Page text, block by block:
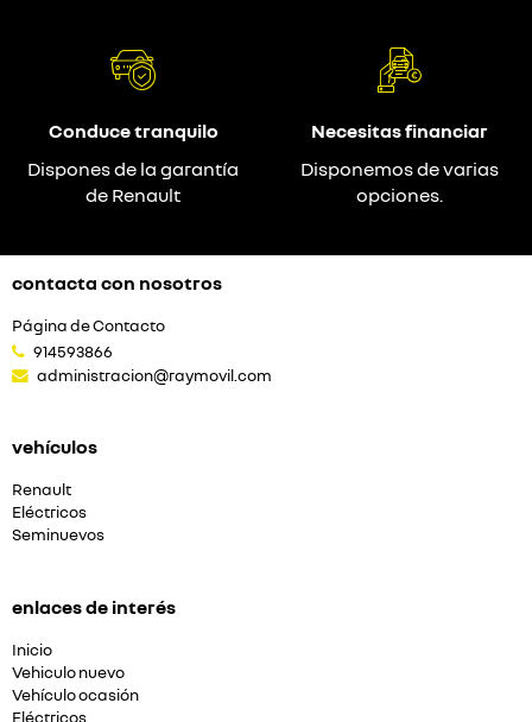
Conduce tranquilo
Dispones de la garantía
de Renault
Necesitas financiar
Disponemos de varias
opciones.
contacta con nosotros
Página de Contacto
914593866
administracion@raymovil.com
vehículos
Renault
Eléctricos
Seminuevos
enlaces de interés
Inicio
Vehiculo nuevo
Vehículo ocasión
Eléctricos